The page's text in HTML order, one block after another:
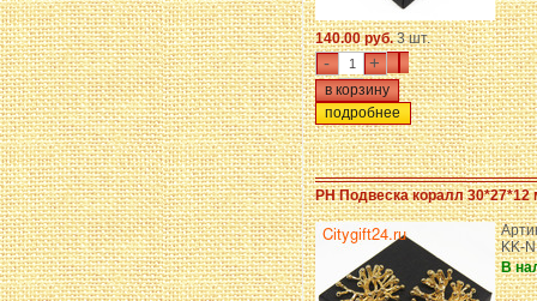
140.00 руб.3 шт.
- +
подробнее
PH Подвеска коралл 30*27*12
KK-
В